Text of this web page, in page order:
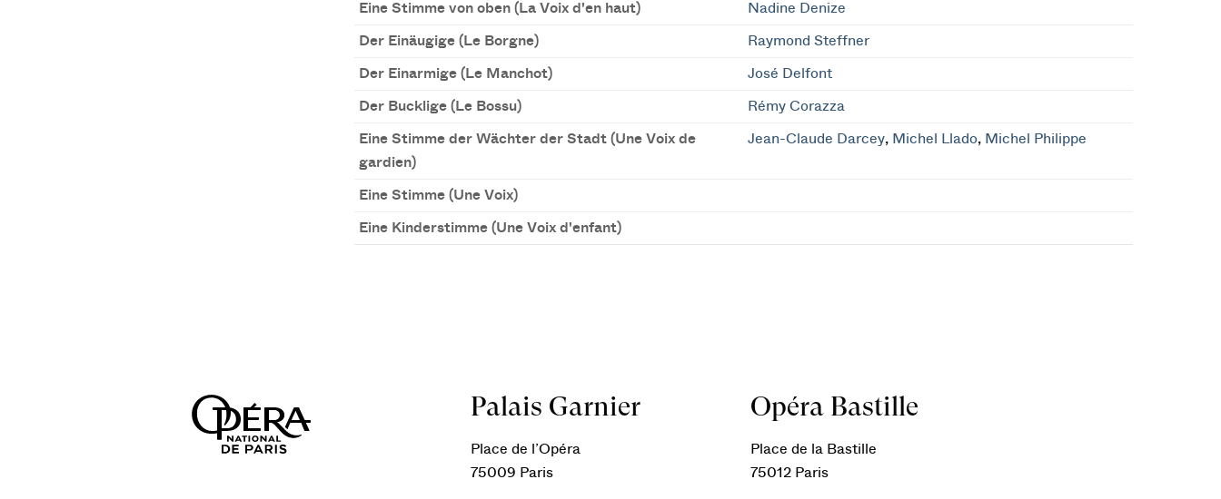
Eine Stimme von oben (La Voix d'en haut) Nadine Denize
Der Einäugige (Le Borgne) Raymond Steffner
Der Einarmige (Le Manchot) José Delfont
Der Bucklige (Le Bossu) Rémy Corazza
Eine Stimme der Wächter der Stadt (Une Voix de
gardien)
Jean-Claude Darcey, Michel Llado, Michel Philippe
Eine Stimme (Une Voix)
Eine Kinderstimme (Une Voix d'enfant)
Palais Garnier
Place de l’Opéra
75009 Paris
Opéra Bastille
Place de la Bastille
75012 Paris